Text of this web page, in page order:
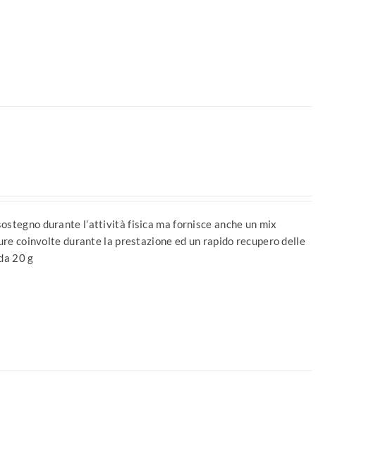
durante l’attività fisica ma fornisce anche un mix
coinvolte durante la prestazione ed un rapido recupero delle
20 g